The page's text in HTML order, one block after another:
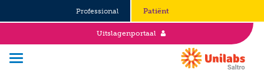
Professional Patiënt
Uitslagenportaal